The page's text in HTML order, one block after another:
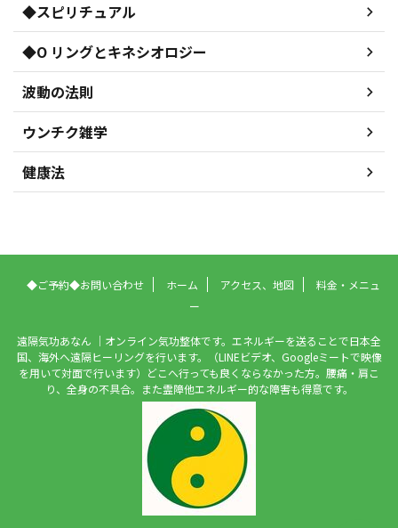
◆スピリチュアル
◆O リングとキネシオロジー
波動の法則
ウンチク雑学
健康法
◆ご予約◆お問い合わせ ホーム アクセス、地図
料金・メニュ
ー
遠隔気功あなん ｜オンライン気功整体です。エネルギーを送ることで日本全
国、海外へ遠隔ヒーリングを行います。（LINEビデオ、Googleミートで映像
を用いて対面で行います）どこへ行っても良くならなかった方。腰痛・肩こ
り、全身の不具合。また霊障他エネルギー的な障害も得意です。